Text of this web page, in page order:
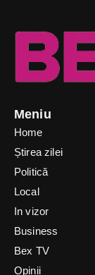
Meniu
Home
Știrea zilei
Politică
Local
In vizor
Business
Bex TV
Opinii